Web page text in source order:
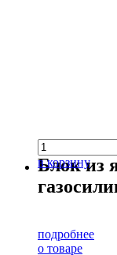
в корзину
Блок из
подробнее
о товаре